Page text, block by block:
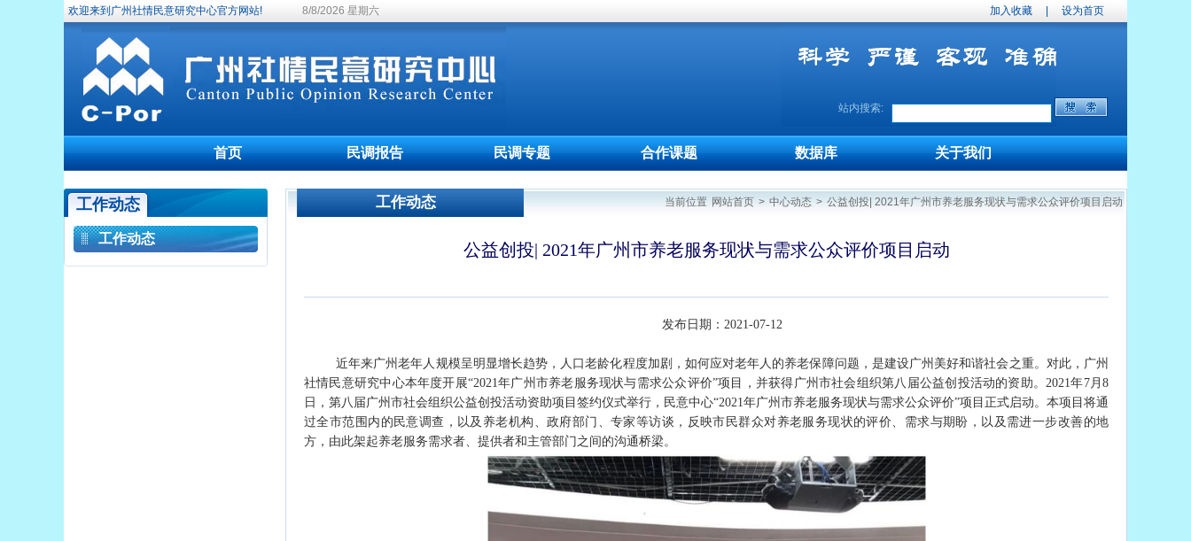
欢迎来到广州社情民意研究中心官方网站! 8/8/2026 星期六 加入收藏 设为首页
站内搜索:
首页 民调报告 民调专题 合作课题 数据库 关于我们
工作动态
工作动态
工作动态 当前位置 网站首页 > 中心动态 > 公益创投| 2021年广州市养老服务现状与需求公众评价项目启动
公益创投| 2021年广州市养老服务现状与需求公众评价项目启动
发布日期：2021-07-12
近年来广州老年人规模呈明显增长趋势，人口老龄化程度加剧，如何应对老年人的养老保障问题，是建设广州美好和谐社会之重。对此，广州
社情民意研究中心本年度开展“2021年广州市养老服务现状与需求公众评价”项目，并获得广州市社会组织第八届公益创投活动的资助。2021年7月8
日，第八届广州市社会组织公益创投活动资助项目签约仪式举行，民意中心“2021年广州市养老服务现状与需求公众评价”项目正式启动。本项目将通
过全市范围内的民意调查，以及养老机构、政府部门、专家等访谈，反映市民群众对养老服务现状的评价、需求与期盼，以及需进一步改善的地
方，由此架起养老服务需求者、提供者和主管部门之间的沟通桥梁。